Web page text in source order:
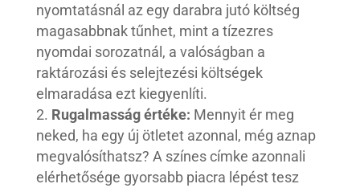
nyomtatásnál az egy darabra jutó költség
magasabbnak tűnhet, mint a tízezres
nyomdai sorozatnál, a valóságban a
raktározási és selejtezési költségek
elmaradása ezt kiegyenlíti.
Rugalmasság értéke: Mennyit ér meg
neked, ha egy új ötletet azonnal, még aznap
megvalósíthatsz? A színes címke azonnali
elérhetősége gyorsabb piacra lépést tesz